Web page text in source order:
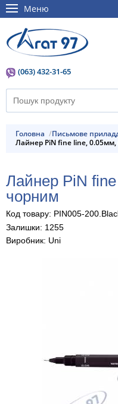
Меню
(063) 432-31-65
Головна Письмове
Лайнер PiN fine line,
Лайнер PiN fine line, 0.05мм, пише
чорним
Код товару: PIN005-
Залишки: 1255
Виробник: Uni